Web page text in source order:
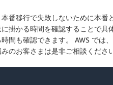
番移行で失敗しないために本番
掛かる時間を確認することで具
間も確認できます。 AWS では
のお客さまは是非ご相談ください